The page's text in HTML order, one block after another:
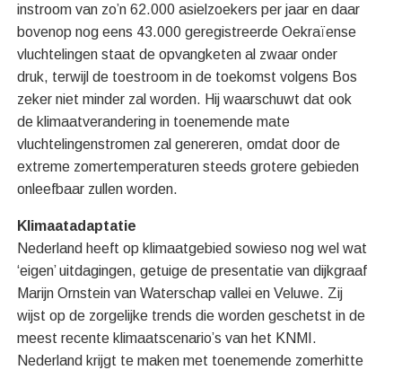
instroom van zo’n 62.000 asielzoekers per jaar en daar
bovenop nog eens 43.000 geregistreerde Oekraïense
vluchtelingen staat de opvangketen al zwaar onder
druk, terwijl de toestroom in de toekomst volgens Bos
zeker niet minder zal worden. Hij waarschuwt dat ook
de klimaatverandering in toenemende mate
vluchtelingenstromen zal genereren, omdat door de
extreme zomertemperaturen steeds grotere gebieden
onleefbaar zullen worden.
Klimaatadaptatie
Nederland heeft op klimaatgebied sowieso nog wel wat
‘eigen’ uitdagingen, getuige de presentatie van dijkgraaf
Marijn Ornstein van Waterschap vallei en Veluwe. Zij
wijst op de zorgelijke trends die worden geschetst in de
meest recente klimaatscenario’s van het KNMI.
Nederland krijgt te maken met toenemende zomerhitte